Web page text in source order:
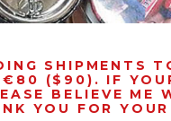
SHIPMENTS
($90). IF
BELIEVE ME
YOU FOR